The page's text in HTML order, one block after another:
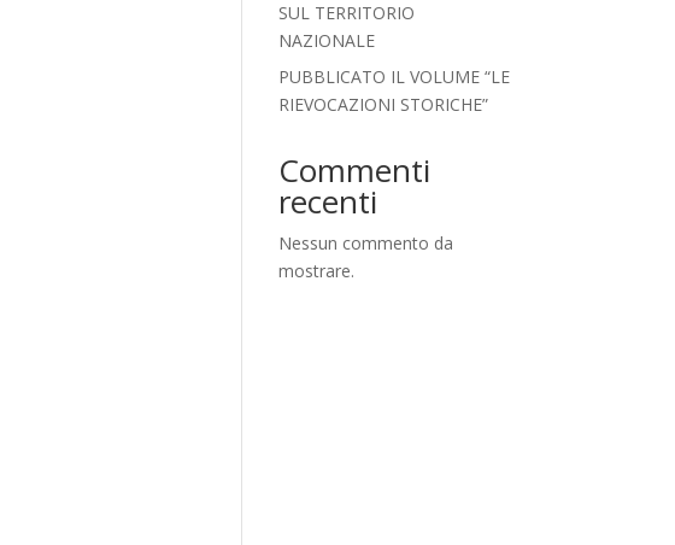
SUL TERRITORIO
NAZIONALE
PUBBLICATO IL VOLUME “LE
RIEVOCAZIONI STORICHE”
Commenti
recenti
Nessun commento da
mostrare.